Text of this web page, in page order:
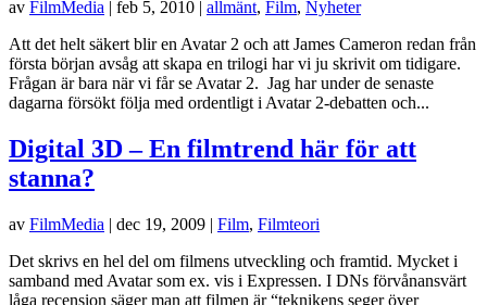
av FilmMedia | feb 5, 2010 | allmänt, Film, Nyheter
Att det helt säkert blir en Avatar 2 och att James Cameron redan från
första början avsåg att skapa en trilogi har vi ju skrivit om tidigare.
Frågan är bara när vi får se Avatar 2. Jag har under de senaste
dagarna försökt följa med ordentligt i Avatar 2-debatten och...
Digital 3D – En filmtrend här för att
stanna?
av FilmMedia | dec 19, 2009 | Film, Filmteori
Det skrivs en hel del om filmens utveckling och framtid. Mycket i
samband med Avatar som ex. vis i Expressen. I DNs förvånansvärt
låga recension säger man att filmen är “teknikens seger över